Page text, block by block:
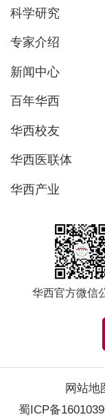
科学研究
专家介绍
新闻中心
百年华西
华西校友
华西医联体
华西产业
华西官方微信
网站地
蜀ICP备